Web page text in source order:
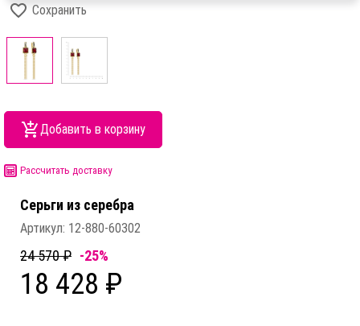
Сохранить
Добавить в корзину
Рассчитать доставку
Серьги из серебра
Артикул: 12-880-60302
24 570 ₽ -25%
18 428 ₽